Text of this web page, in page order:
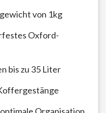
von 1kg
Oxford-
bis zu 35 Liter